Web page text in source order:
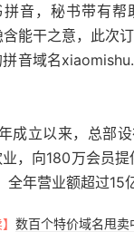
音，秘书带有帮
能干之意，此次
音域名
成立以来，总部
，向180万会员提
年营业额超过15
数百个特价域名甩